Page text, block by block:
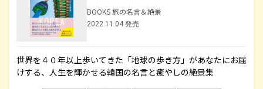
BOOKS 旅の名言＆絶景
2022.11.04 発売
世界を４０年以上歩いてきた「地球の歩き方」があなたにお届
けする、人生を輝かせる韓国の名言と癒やしの絶景集